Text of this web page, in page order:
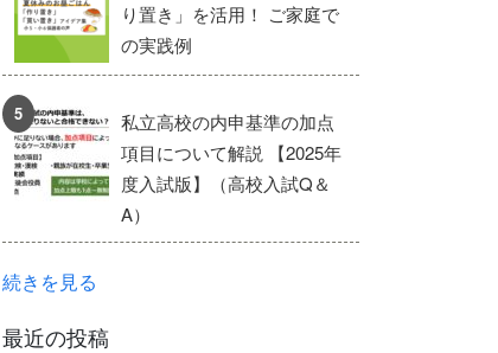
り置き」を活用！ ご家庭で
の実践例
私立高校の内申基準の加点
項目について解説 【2025年
度入試版】（高校入試Q＆
A）
続きを見る
最近の投稿